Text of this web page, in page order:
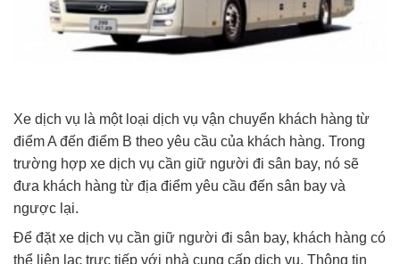
Xe dịch vụ là một loại dịch vụ vận chuyển khách hàng từ
điểm A đến điểm B theo yêu cầu của khách hàng. Trong
trường hợp xe dịch vụ cần giữ người đi sân bay, nó sẽ
đưa khách hàng từ địa điểm yêu cầu đến sân bay và
ngược lại.
Để đặt xe dịch vụ cần giữ người đi sân bay, khách hàng có
thể liên lạc trực tiếp với nhà cung cấp dịch vụ. Thông tin